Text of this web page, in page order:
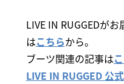
LIVE IN RUGGEDが
はこちらから。
ブーツ関連の記事は
LIVE IN RUGGED 公